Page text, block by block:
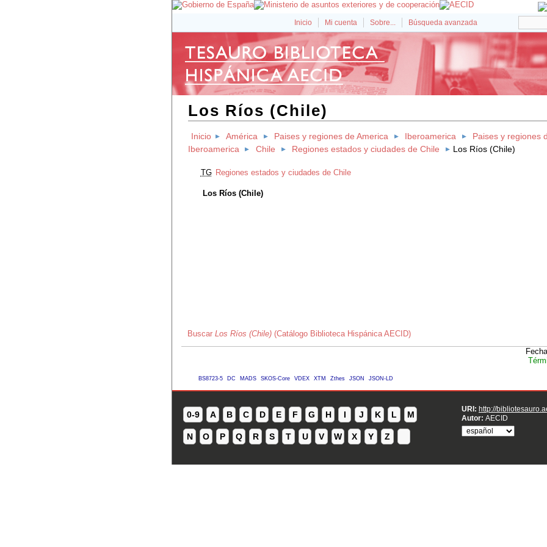
Inicio Mi cuenta Sobre... Búsqueda avanzada
Los Ríos (Chile)
Inicio América Paises y regiones de America Iberoamerica
Paises y regiones
Iberoamerica
Chile Regiones estados y ciudades de Chile Los Ríos (Chile)
TG Regiones estados y ciudades de Chile
Los Ríos (Chile)
Buscar Los Ríos (Chile) (Catálogo Biblioteca Hispánica AECID)
BS8723-5 DC MADS SKOS-Core VDEX XTM Zthes JSON JSON-LD
0-9 A B C D E F G H I J K L M
N O P Q R S T U V W X Y Z
URI: http://
Autor: AECID